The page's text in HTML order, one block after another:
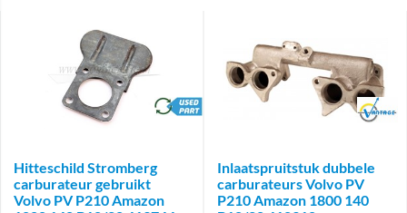
brand
Hitteschild Stromberg
carburateur gebruikt
Volvo PV P210 Amazon
Brand
Inlaatspruitstuk dubbele
carburateurs Volvo PV
P210 Amazon 1800 140